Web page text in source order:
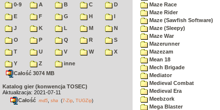
0-9 A B C
D
E
F G H
I
J
K L M
N
O
P Q R
S
T
U V W
X
Y
Z
inne
Całość 3074 MB
Katalog gier (konwencja TOSEC)
Aktualizacja: 2021-07-11
Całość md5 sha (7-Zip TUGZip)
Maze Race
Maze Rider
Maze (Sawfish Software)
Maze (Sleepy)
Maze War
Mazerunner
Mazezam
Mean 18
Mech Brigade
Mediator
Medieval Combat
Medieval Era
Meebzork
Mega Blaster